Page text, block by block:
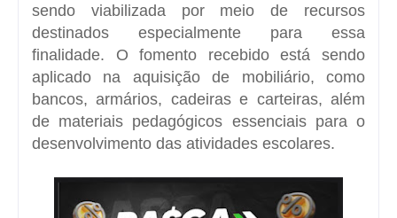
sendo viabilizada por meio de recursos
destinados especialmente para essa
finalidade. O fomento recebido está sendo
aplicado na aquisição de mobiliário, como
bancos, armários, cadeiras e carteiras, além
de materiais pedagógicos essenciais para o
desenvolvimento das atividades escolares.